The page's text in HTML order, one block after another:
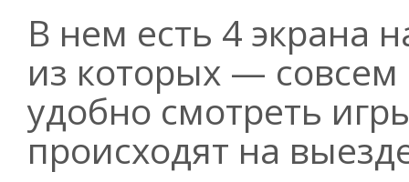
В нем есть 4 экрана
из которых —
удобно смотреть
происходят на